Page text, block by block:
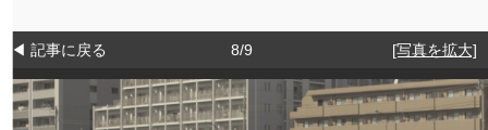
◀ 記事に戻る 8/9 [写真を拡大]